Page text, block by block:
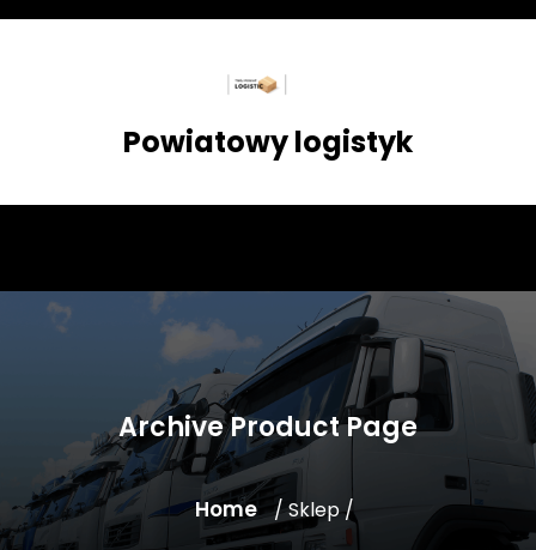
Skip
Powiatowy logistyk
Archive Product Page
Home / Sklep /